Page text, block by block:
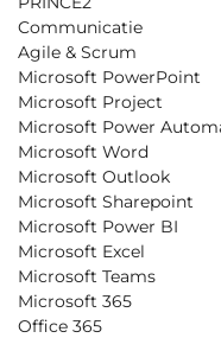
Communicatie
Agile & Scrum
Microsoft PowerPoint
Microsoft Project
Microsoft Power
Microsoft Word
Microsoft Outlook
Microsoft Sharepoint
Microsoft Power BI
Microsoft Excel
Microsoft Teams
Microsoft 365
Office 365